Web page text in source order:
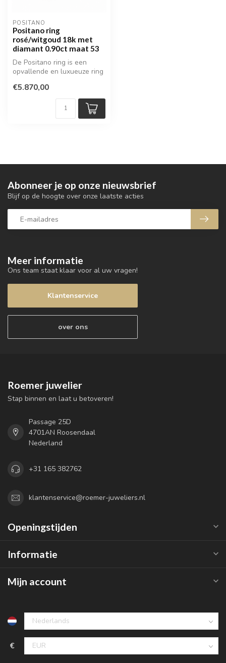
POSITANO
Positano ring
rosé/witgoud 18k met
diamant 0.90ct maat 53
De Positano ring is een
opvallende en luxueuze ring
rosé...
€5.870,00
Meer informatie
Ons team staat klaar voor al uw vragen!
Klantenservice
over ons
Abonneer je op onze nieuwsbrief
Blijf op de hoogte over onze laatste acties
Roemer juwelier
Stap binnen en laat u betoveren!
Passage 25D
4701AN Roosendaal
Nederland
+31 165 382762
klantenservice@roemer-juweliers.nl
Openingstijden
Informatie
Mijn account
€